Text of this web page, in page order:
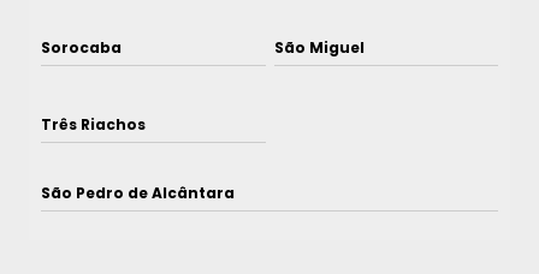
Sorocaba São Miguel
Três Riachos
São Pedro de Alcântara